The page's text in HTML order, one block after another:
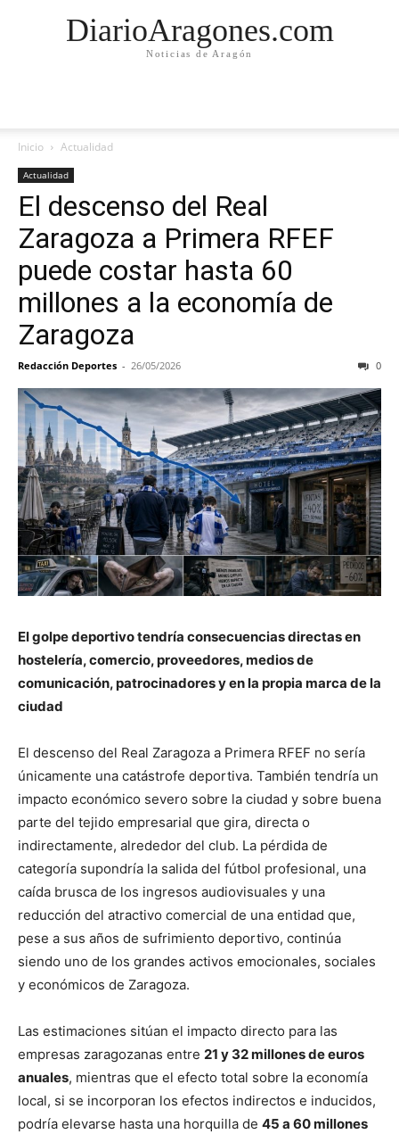
DiarioAragones.com
Noticias de Aragón
Inicio Actualidad
Actualidad
El descenso del Real
Zaragoza a Primera RFEF
puede costar hasta 60
millones a la economía de
Zaragoza
Redacción Deportes - 26/05/2026 0
El golpe deportivo tendría consecuencias directas en
hostelería, comercio, proveedores, medios de
comunicación, patrocinadores y en la propia marca de la
ciudad
El descenso del Real Zaragoza a Primera RFEF no sería
únicamente una catástrofe deportiva. También tendría un
impacto económico severo sobre la ciudad y sobre buena
parte del tejido empresarial que gira, directa o
indirectamente, alrededor del club. La pérdida de
categoría supondría la salida del fútbol profesional, una
caída brusca de los ingresos audiovisuales y una
reducción del atractivo comercial de una entidad que,
pese a sus años de sufrimiento deportivo, continúa
siendo uno de los grandes activos emocionales, sociales
y económicos de Zaragoza.
Las estimaciones sitúan el impacto directo para las
empresas zaragozanas entre 21 y 32 millones de euros
anuales, mientras que el efecto total sobre la economía
local, si se incorporan los efectos indirectos e inducidos,
podría elevarse hasta una horquilla de 45 a 60 millones